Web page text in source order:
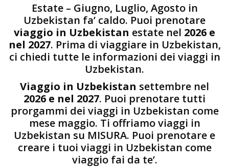
Estate – Giugno, Luglio, Agosto in
Uzbekistan fa’ caldo. Puoi prenotare
viaggio in Uzbekistan estate nel 2026 e
nel 2027. Prima di viaggiare in Uzbekistan,
ci chiedi tutte le informazioni dei viaggi in
Uzbekistan.
Viaggio in Uzbekistan settembre nel
2026 e nel 2027. Puoi prenotare tutti
prorgammi dei viaggi in Uzbekistan come
mese maggio. Ti offriamo viaggi in
Uzbekistan su MISURA. Puoi prenotare e
creare i tuoi viaggi in Uzbekistan come
viaggio fai da te’.